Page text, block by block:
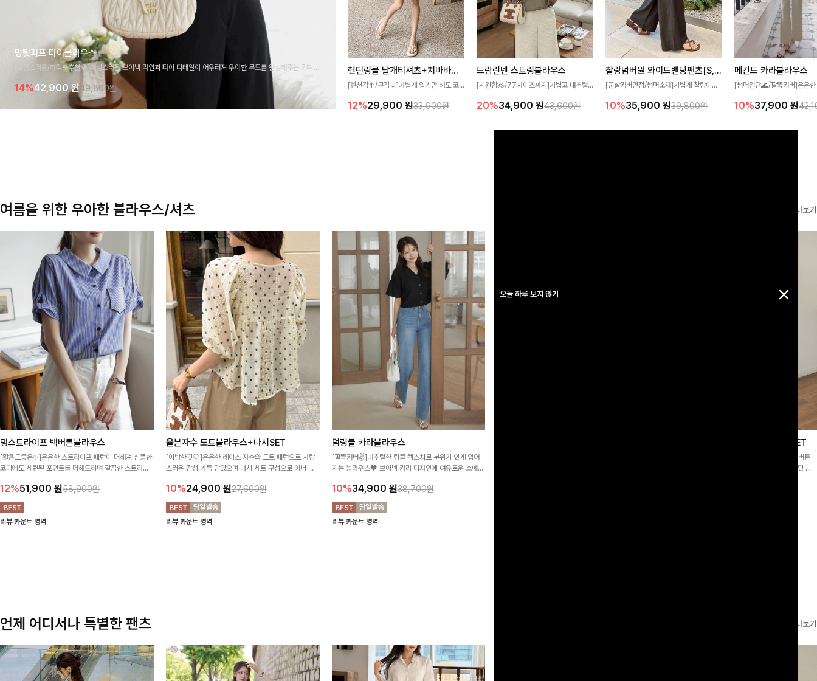
오늘 하루 보지 않기
밍팃퍼프 타이블라우스
[고급스러움/하객룩추천💎]여성스러운 브이넥 라인과 타이 디테일이 어우러져 우아한 무드를 완성해주는 7부 블
라우스 🤍 여유로운 7부 소매로 편안하게 착용되며 데일리룩부터 출근룩, 하객룩까지 세련된 스타일링을 연출하
기 좋은 아이템이에요
14%42,900원 49,800원
헨틴링클 날개티셔츠+치마바지SET
[텐션감↑/구김↓]가볍게 입기만 해도 코
게 퍼지는 프릴 날개 소매가 우아한 포인트
12%29,900 원33,900원
드람린넨 스트링블라우스
[시원함🧊/77사이즈까지]가볍고 내추럴
없는 슬릿 카라 디자인이 얼굴선을 더욱 시
20%34,900 원43,600원
찰랑넘버원 와이드밴딩팬츠[S,M,L사이즈]
[군살커버만점/썸머소재]가볍게 찰랑이는
편안하게 착용하실 수 있는 팬츠입니다 🖤
감 있는 착용감을 더해드려요!
10%35,900 원39,800원
메칸드 카라블라우스
[썸머원단🌊/팔뚝커버]은은
세련된 무드를 연출해주는 블
은 베이직한 디자인!
10%37,900 원
여름을 위한 우아한 블라우스/셔츠 더보기
댕스트라이프 백버튼블라우스
[활용도좋은✨]은은한 스트라이프 패턴이 더해져 심플한
코디에도 세련된 포인트를 더해드리며 깔끔한 스트라이
12%51,900 원58,900원
리뷰 카운트 영역
율븐자수 도트블라우스+나시SET
[아방한핏🤍]은은한 레이스 자수와 도트 패턴으로 사랑
스러운 감성 가득 담았으며 나시 세트 구성으로 이너 걱
10%24,900 원27,600원
리뷰 카운트 영역
덤링클 카라블라우스
[팔뚝커버✌]내추럴한 링클 텍스처로 분위기 있게 입어
지는 블라우스🖤 브이넥 카라 디자인에 여유로운 소매핏
10%34,900 원38,700원
리뷰 카운트 영역
제딧레이어드 블라우스+플레어팬츠SET
[완성도높은💗]레이어드한 듯 자연스러운 나시와 버튼
원피스가 함께 구성된 세트 아이템입니다. 코디 고민 없
언제 어디서나 특별한 팬츠 더보기